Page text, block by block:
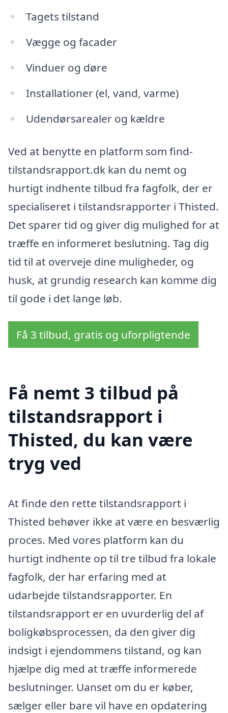
Tagets tilstand
Vægge og facader
Vinduer og døre
Installationer (el, vand, varme)
Udendørsarealer og kældre
Ved at benytte en platform som find-
tilstandsrapport.dk kan du nemt og
hurtigt indhente tilbud fra fagfolk, der er
specialiseret i tilstandsrapporter i Thisted.
Det sparer tid og giver dig mulighed for at
træffe en informeret beslutning. Tag dig
tid til at overveje dine muligheder, og
husk, at grundig research kan komme dig
til gode i det lange løb.
Få 3 tilbud, gratis og uforpligtende
Få nemt 3 tilbud på
tilstandsrapport i
Thisted, du kan være
tryg ved
At finde den rette tilstandsrapport i
Thisted behøver ikke at være en besværlig
proces. Med vores platform kan du
hurtigt indhente op til tre tilbud fra lokale
fagfolk, der har erfaring med at
udarbejde tilstandsrapporter. En
tilstandsrapport er en uvurderlig del af
boligkøbsprocessen, da den giver dig
indsigt i ejendommens tilstand, og kan
hjælpe dig med at træffe informerede
beslutninger. Uanset om du er køber,
sælger eller bare vil have en opdatering